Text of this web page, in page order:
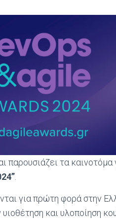
παρουσιάζει τα καινοτόμα
.
για πρώτη φορά στην
και υλοποίηση